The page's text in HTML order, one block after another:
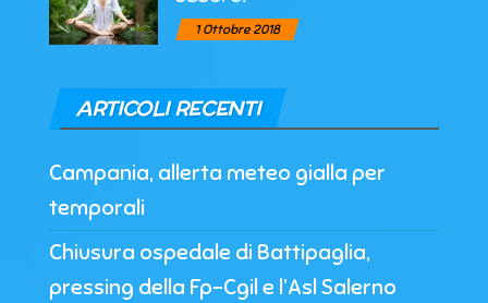
1 Ottobre 2018
ARTICOLI RECENTI
Campania, allerta meteo gialla per
temporali
Chiusura ospedale di Battipaglia,
pressing della Fp-Cgil e l’Asl Salerno